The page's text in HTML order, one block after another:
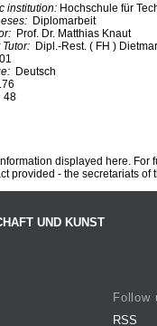
institution: Hochschule für
Diplomarbeit
Prof. Dr. Matthias Knaut
Dipl.-Rest. ( FH )
Deutsch
48
displayed here.
provided - the secretariats of
UND KUNST
Follow
RSS